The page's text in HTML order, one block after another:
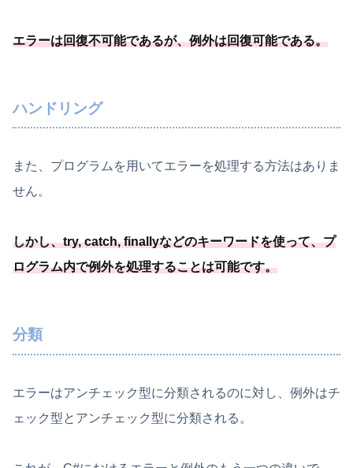
エラーは回復不可能であるが、例外は回復可能である。
ハンドリング
また、プログラムを用いてエラーを処理する方法はありま
せん。
しかし、try, catch, finallyなどのキーワードを使って、プ
ログラム内で例外を処理することは可能です。
分類
エラーはアンチェック型に分類されるのに対し、例外はチ
ェック型とアンチェック型に分類される。